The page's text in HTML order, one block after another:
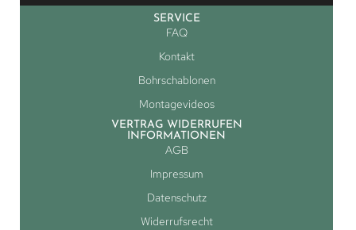
SERVICE
FAQ
Kontakt
Bohrschablonen
Montagevideos
VERTRAG WIDERRUFEN
INFORMATIONEN
AGB
Impressum
Datenschutz
Widerrufsrecht